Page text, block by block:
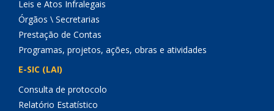
Leis e Atos Infralegais
Órgãos \ Secretarias
Prestação de Contas
Programas, projetos, ações, obras e atividades
E-SIC (LAI)
Consulta de protocolo
Relatório Estatístico